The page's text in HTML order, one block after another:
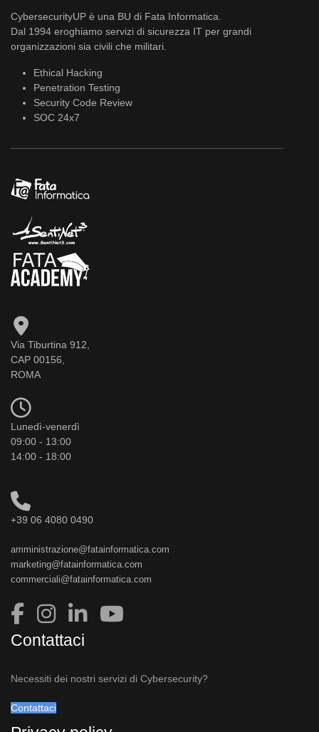
CybersecurityUP è una BU di Fata Informatica.
Dal 1994 eroghiamo servizi di sicurezza IT per grandi
organizzazioni sia civili che militari.
Ethical Hacking
Penetration Testing
Security Code Review
SOC 24x7
Via Tiburtina 912,
CAP 00156,
ROMA
Lunedì-venerdì
09:00 - 13:00
14:00 - 18:00
+39 06 4080 0490
amministrazione@fatainformatica.com
marketing@fatainformatica.com
commerciali@fatainformatica.com
Contattaci
Necessiti dei nostri servizi di Cybersecurity?
Contattaci